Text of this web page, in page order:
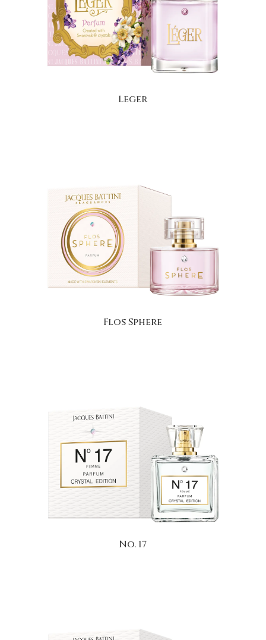
Leger
Flos Sphere
No. 17